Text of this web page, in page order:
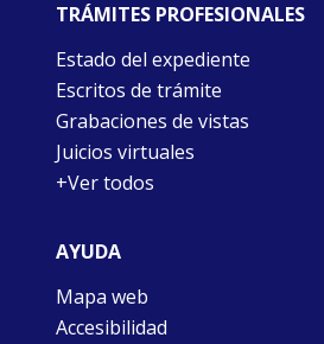
TRÁMITES PROFESIONALES
Estado del expediente
Escritos de trámite
Grabaciones de vistas
Juicios virtuales
+Ver todos
AYUDA
Mapa web
Accesibilidad